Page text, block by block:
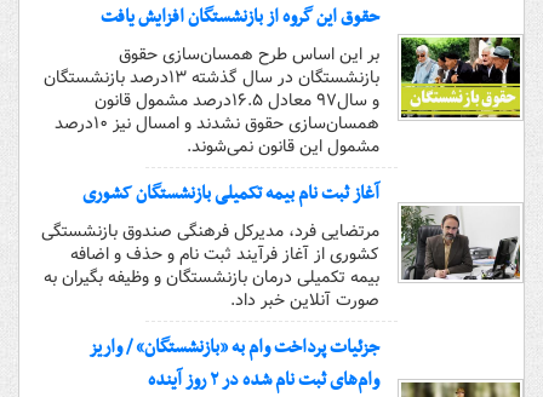
حقوق این گروه از بازنشستگان افزایش یافت
بر این اساس طرح همسان‌سازی حقوق
بازنشستگان در سال گذشته ۱۳درصد بازنشستگان
و سال۹۷ معادل ۱۶.۵درصد مشمول قانون
همسان‌سازی حقوق نشدند و امسال نیز ۱۰درصد
مشمول این قانون نمی‌شوند.
آغاز ثبت نام بیمه تکمیلی بازنشستگان کشوری
مرتضایی فرد، مدیرکل فرهنگی صندوق بازنشستگی
کشوری از آغاز فرآیند ثبت نام و حذف و اضافه
بیمه تکمیلی درمان بازنشستگان و وظیفه بگیران به
صورت آنلاین خبر داد.
جزئیات پرداخت وام به «بازنشستگان» / واریز
وام‌های ثبت نام شده در ۲ روز آینده